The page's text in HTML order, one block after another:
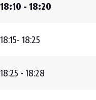
18:10 - 18:20
18:15- 18:25
18:25 - 18:28